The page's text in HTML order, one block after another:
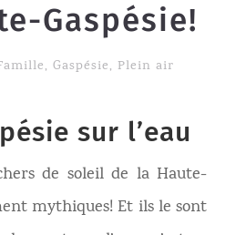
Gaspésie!
, Gaspésie, Plein air
sur l’eau
de soleil de la Haute-
mythiques! Et ils le sont